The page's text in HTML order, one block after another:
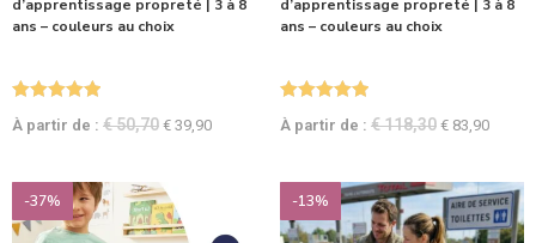
d’apprentissage propreté | 3 à 8
ans – couleurs au choix
sur 5
À partir de : €50,70 € 39,90
d’apprentissage propreté | 3 à 8
ans – couleurs au choix
sur 5
À partir de : €118,30 € 83,90
-37% -13%